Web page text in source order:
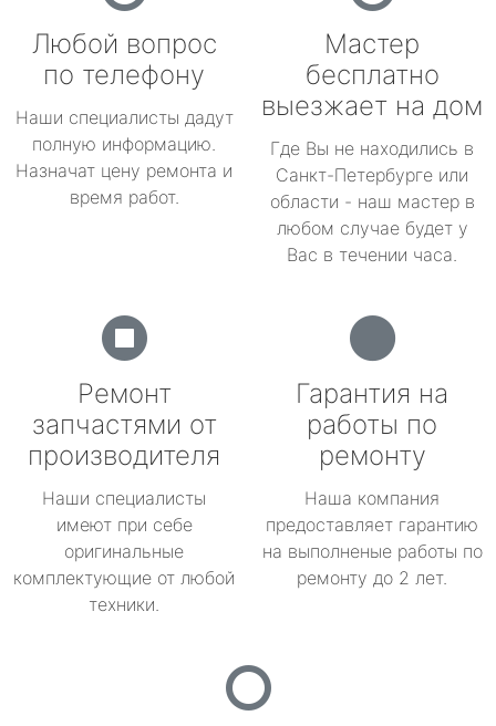
Любой вопрос
по телефону
Наши специалисты дадут
полную информацию.
Назначат цену ремонта и
время работ.
Мастер
бесплатно
выезжает на дом
Где Вы не находились в
Санкт-Петербурге или
области - наш мастер в
любом случае будет у
Вас в течении часа.
Ремонт
запчастями от
производителя
Наши специалисты
имеют при себе
оригинальные
комплектующие от любой
техники.
Гарантия на
работы по
ремонту
Наша компания
предоставляет гарантию
на выполненые работы по
ремонту до 2 лет.